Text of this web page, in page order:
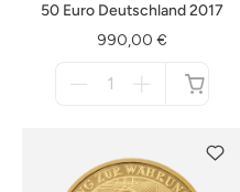
50 Euro Deutschland 2017
990,00 €